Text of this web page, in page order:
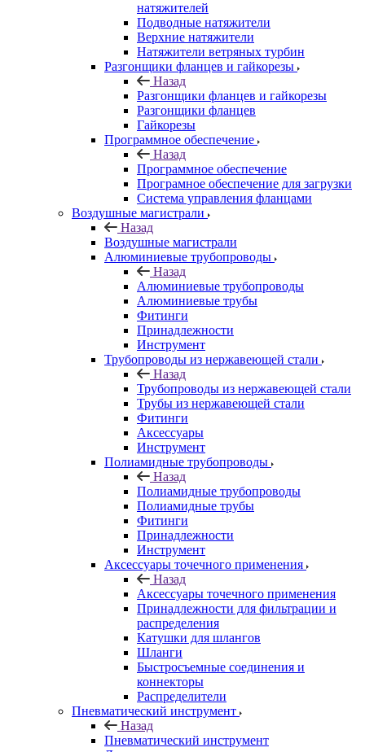
натяжителей
Подводные натяжители
Верхние натяжители
Натяжители ветряных турбин
Разгонщики фланцев и гайкорезы
Назад
Разгонщики фланцев и гайкорезы
Разгонщики фланцев
Гайкорезы
Программное обеспечение
Назад
Программное обеспечение
Програмное обеспечение для загрузки
Система управления фланцами
Воздушные магистрали
Назад
Воздушные магистрали
Алюминиевые трубопроводы
Назад
Алюминиевые трубопроводы
Алюминиевые трубы
Фитинги
Принадлежности
Инструмент
Трубопроводы из нержавеющей стали
Назад
Трубопроводы из нержавеющей стали
Трубы из нержавеющей стали
Фитинги
Аксессуары
Инструмент
Полиамидные трубопроводы
Назад
Полиамидные трубопроводы
Полиамидные трубы
Фитинги
Принадлежности
Инструмент
Аксессуары точечного применения
Назад
Аксессуары точечного применения
Принадлежности для фильтрации и
распределения
Катушки для шлангов
Шланги
Быстросъемные соединения и
коннекторы
Распределители
Пневматический инструмент
Назад
Пневматический инструмент